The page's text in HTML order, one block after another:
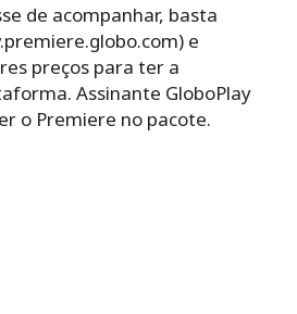
de acompanhar, basta
e
preços para ter a
Assinante GloboPlay
o Premiere no pacote.